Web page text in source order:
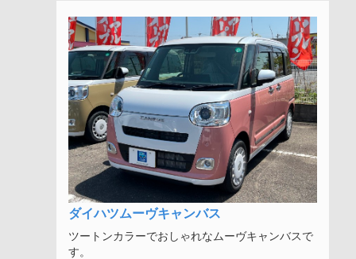
ダイハツムーヴキャンバス
ツートンカラーでおしゃれなムーヴキャンバスで
す。